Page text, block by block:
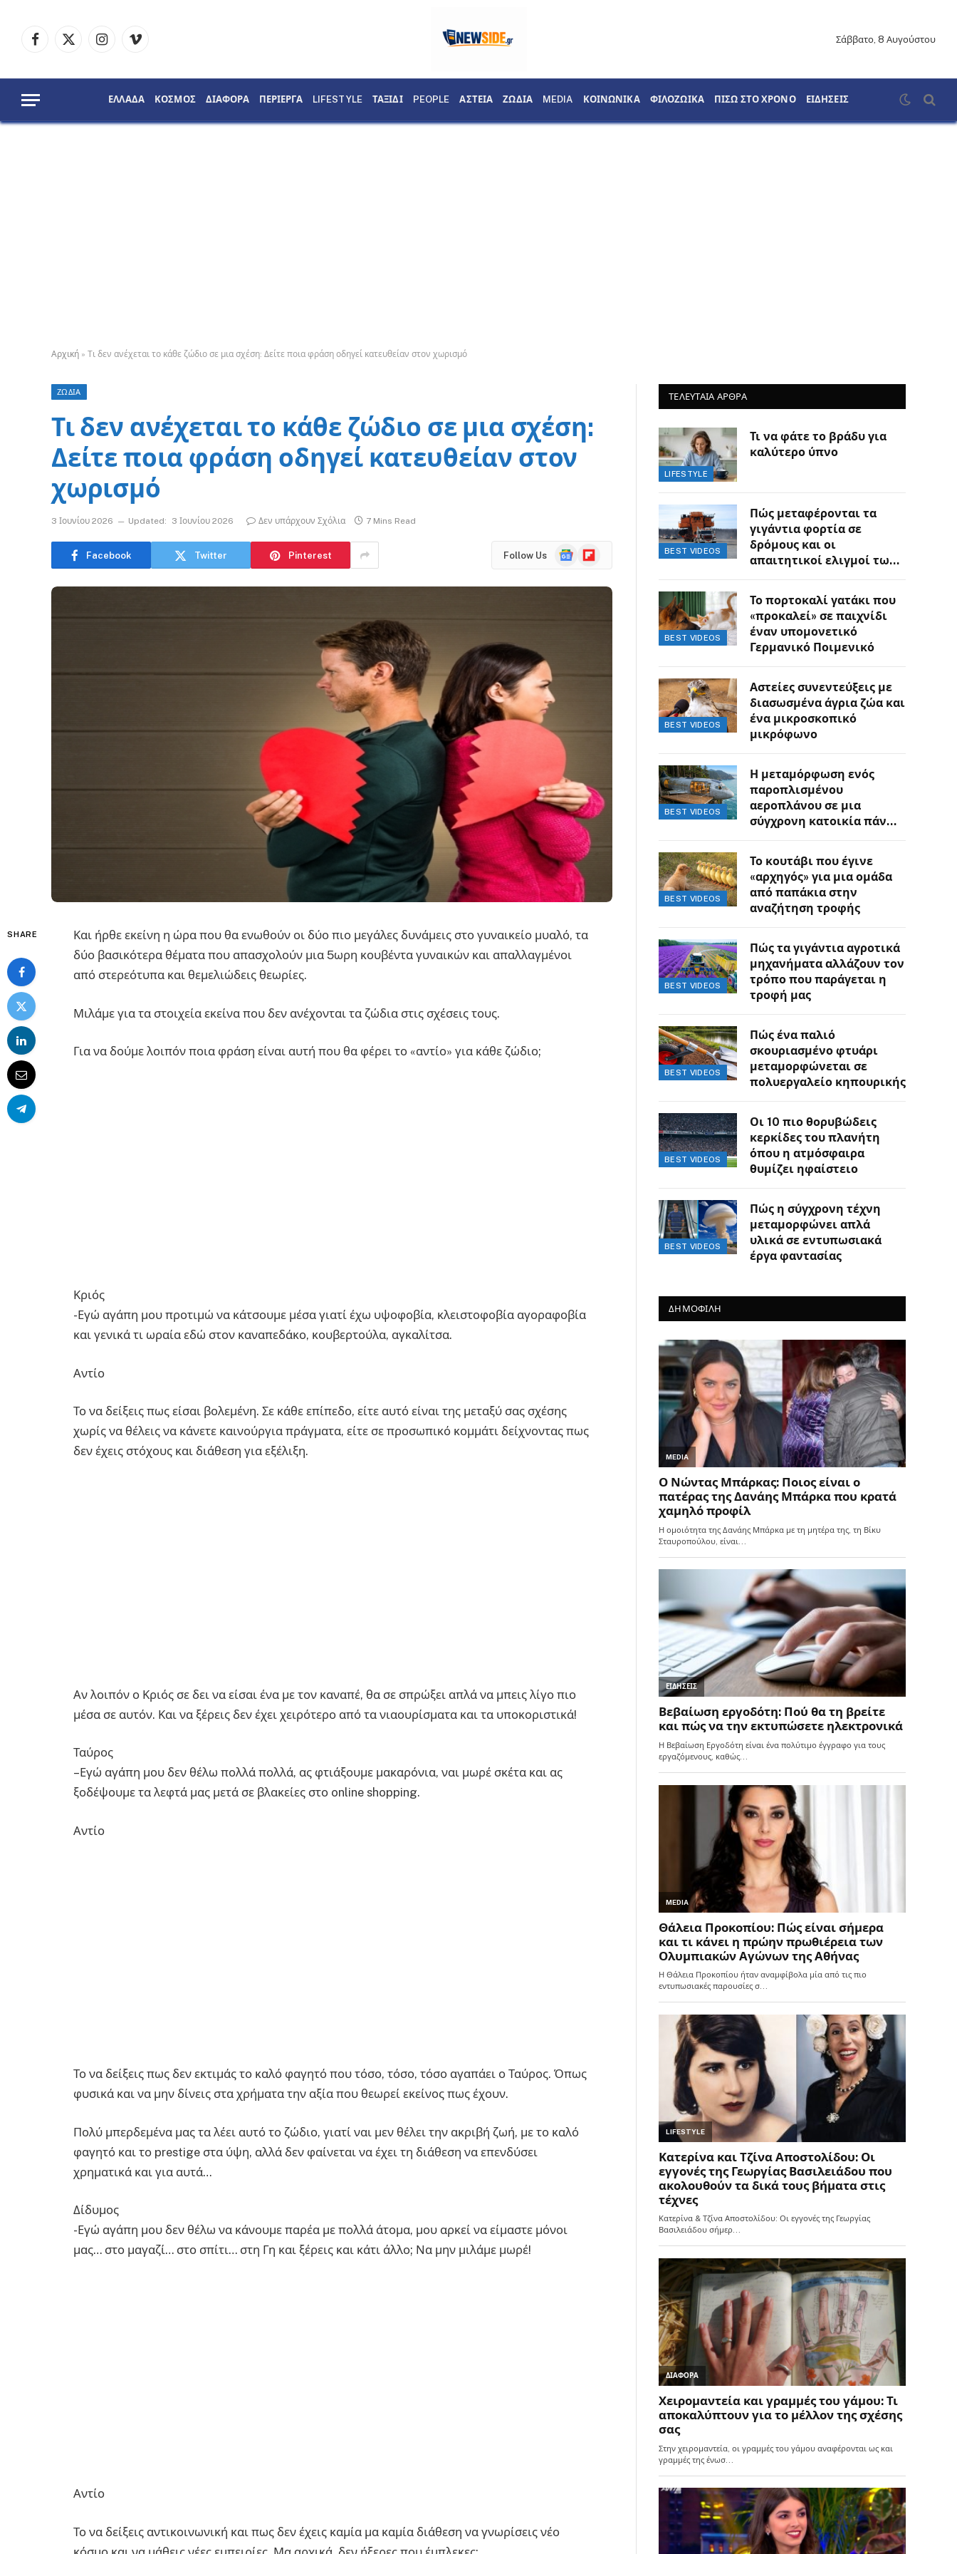
Facebook
X
InstagramVimeo
Σάββατο, 8 Αυγούστου
ΕΛΛΑΔΑ ΚΟΣΜΟΣ ΔΙΑΦΟΡΑ ΠΕΡΙΕΡΓΑ LIFESTYLE ΤΑΞΙΔΙ PEOPLE ΑΣΤΕΙΑ ΖΩΔΙΑ MEDIA ΚΟΙΝΩΝΙΚΑ ΦΙΛΟΖΩΙΚΑ ΠΙΣΩ ΣΤΟ ΧΡΟΝΟ ΕΙΔΗΣΕΙΣ
Αρχική » Τι δεν ανέχεται το κάθε ζώδιο σε μια σχέση: Δείτε ποια φράση οδηγεί κατευθείαν στον χωρισμό
ΖΩΔΙΑ
Τι δεν ανέχεται το κάθε ζώδιο σε μια σχέση:
Δείτε ποια φράση οδηγεί κατευθείαν στον
χωρισμό
3 Ιουνίου 2026 Updated: 3 Ιουνίου 2026 Δεν υπάρχουν Σχόλια 7 Mins Read
Facebook Twitter Pinterest Follow Us
GoogleFlipboard
SHARE
Και ήρθε εκείνη η ώρα που θα ενωθούν οι δύο πιο μεγάλες δυνάμεις στο γυναικείο μυαλό, τα
δύο βασικότερα θέματα που απασχολούν μια 5ωρη κουβέντα γυναικών και απαλλαγμένοι
από στερεότυπα και θεμελιώδεις θεωρίες.
Μιλάμε για τα στοιχεία εκείνα που δεν ανέχονται τα ζώδια στις σχέσεις τους.
Για να δούμε λοιπόν ποια φράση είναι αυτή που θα φέρει το «αντίο» για κάθε ζώδιο;
Κριός
-Εγώ αγάπη μου προτιμώ να κάτσουμε μέσα γιατί έχω υψοφοβία, κλειστοφοβία αγοραφοβία
και γενικά τι ωραία εδώ στον καναπεδάκο, κουβερτούλα, αγκαλίτσα.
Αντίο
Το να δείξεις πως είσαι βολεμένη. Σε κάθε επίπεδο, είτε αυτό είναι της μεταξύ σας σχέσης
χωρίς να θέλεις να κάνετε καινούργια πράγματα, είτε σε προσωπικό κομμάτι δείχνοντας πως
δεν έχεις στόχους και διάθεση για εξέλιξη.
Αν λοιπόν ο Κριός σε δει να είσαι ένα με τον καναπέ, θα σε σπρώξει απλά να μπεις λίγο πιο
μέσα σε αυτόν. Και να ξέρεις δεν έχει χειρότερο από τα νιαουρίσματα και τα υποκοριστικά!
Ταύρος
–Εγώ αγάπη μου δεν θέλω πολλά πολλά, ας φτιάξουμε μακαρόνια, ναι μωρέ σκέτα και ας
ξοδέψουμε τα λεφτά μας μετά σε βλακείες στο online shopping.
Αντίο
Το να δείξεις πως δεν εκτιμάς το καλό φαγητό που τόσο, τόσο, τόσο αγαπάει ο Ταύρος. Όπως
φυσικά και να μην δίνεις στα χρήματα την αξία που θεωρεί εκείνος πως έχουν.
Πολύ μπερδεμένα μας τα λέει αυτό το ζώδιο, γιατί ναι μεν θέλει την ακριβή ζωή, με το καλό
φαγητό και το prestige στα ύψη, αλλά δεν φαίνεται να έχει τη διάθεση να επενδύσει
χρηματικά και για αυτά…
Δίδυμος
-Εγώ αγάπη μου δεν θέλω να κάνουμε παρέα με πολλά άτομα, μου αρκεί να είμαστε μόνοι
μας… στο μαγαζί… στο σπίτι… στη Γη και ξέρεις και κάτι άλλο; Να μην μιλάμε μωρέ!
Αντίο
Το να δείξεις αντικοινωνική και πως δεν έχεις καμία μα καμία διάθεση να γνωρίσεις νέο
ΤΕΛΕΥΤΑΙΑ ΑΡΘΡΑ
LIFESTYLE
Τι να φάτε το βράδυ για
καλύτερο ύπνο
BEST VIDEOS
Πώς μεταφέρονται τα
γιγάντια φορτία σε
δρόμους και οι
απαιτητικοί ελιγμοί των
BEST VIDEOS
Το πορτοκαλί γατάκι που
«προκαλεί» σε παιχνίδι
έναν υπομονετικό
Γερμανικό Ποιμενικό
BEST VIDEOS
Αστείες συνεντεύξεις με
διασωσμένα άγρια ζώα και
ένα μικροσκοπικό
μικρόφωνο
BEST VIDEOS
Η μεταμόρφωση ενός
παροπλισμένου
αεροπλάνου σε μια
σύγχρονη κατοικία πάνω
BEST VIDEOS
Το κουτάβι που έγινε
«αρχηγός» για μια ομάδα
από παπάκια στην
αναζήτηση τροφής
BEST VIDEOS
Πώς τα γιγάντια αγροτικά
μηχανήματα αλλάζουν τον
τρόπο που παράγεται η
τροφή μας
BEST VIDEOS
Πώς ένα παλιό
σκουριασμένο φτυάρι
μεταμορφώνεται σε
πολυεργαλείο κηπουρικής
BEST VIDEOS
Οι 10 πιο θορυβώδεις
κερκίδες του πλανήτη
όπου η ατμόσφαιρα
θυμίζει ηφαίστειο
BEST VIDEOS
Πώς η σύγχρονη τέχνη
μεταμορφώνει απλά
υλικά σε εντυπωσιακά
έργα φαντασίας
ΔΗΜΟΦΙΛΗ